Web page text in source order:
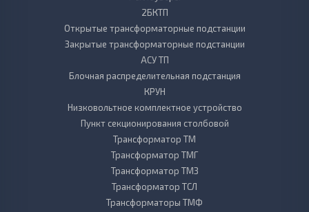
2БКТП
Открытые трансформаторные подстанции
Закрытые трансформаторные подстанции
АСУ ТП
Блочная распределительная подстанция
КРУН
Низковольтное комплектное устройство
Пункт секционирования столбовой
Трансформатор ТМ
Трансформатор ТМГ
Трансформатор ТМЗ
Трансформатор ТСЛ
Трансформаторы ТМФ